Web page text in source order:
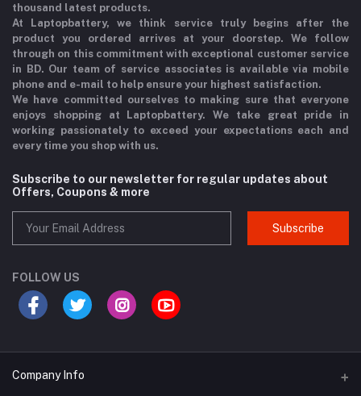
thousand latest products.
At Laptopbattery, we think service truly begins after the
product you ordered arrives at your doorstep. We follow
through on this commitment with exceptional customer service
in BD. Our team of service associates is available via mobile
phone and e-mail to help ensure your highest satisfaction.
We have committed ourselves to making sure that everyone
enjoys shopping at Laptopbattery. We take great pride in
working passionately to exceed your expectations each and
every time you shop with us.
Subscribe to our newsletter for regular updates about
Offers, Coupons & more
Subscribe
FOLLOW US
Company Info